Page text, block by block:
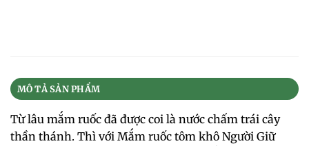
MÔ TẢ SẢN PHẨM
Từ lâu mắm ruốc đã được coi là nước chấm trái cây
thần thánh. Thì với Mắm ruốc tôm khô Người Giữ